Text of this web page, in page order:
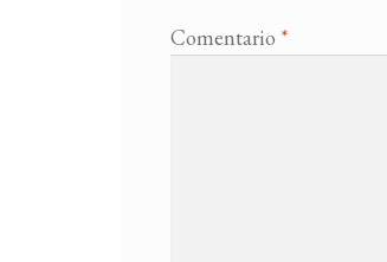
Comentario *